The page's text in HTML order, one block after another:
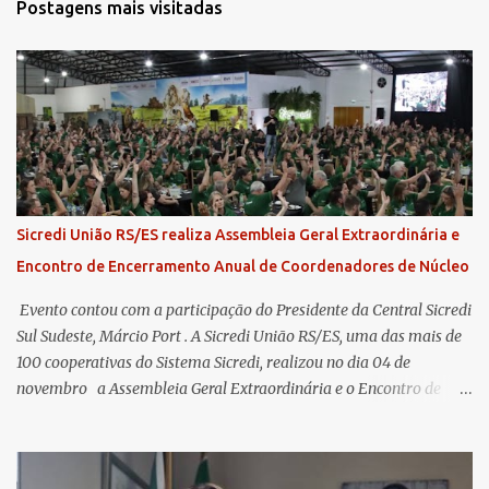
Postagens mais visitadas
Sicredi União RS/ES realiza Assembleia Geral Extraordinária e
Encontro de Encerramento Anual de Coordenadores de Núcleo
​ Evento contou com a participação do Presidente da Central Sicredi
Sul Sudeste, Márcio Port . A Sicredi União RS/ES, uma das mais de
100 cooperativas do Sistema Sicredi, realizou no dia 04 de
novembro a Assembleia Geral Extraordinária e o Encontro de
futuro. O evento ocorreu presencialmente em Santa Rosa/RS com